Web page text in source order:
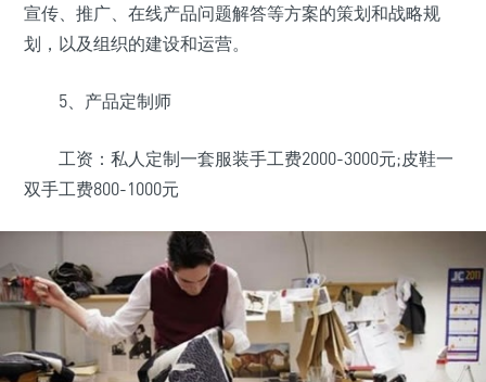
宣传、推广、在线产品问题解答等方案的策划和战略规
划，以及组织的建设和运营。
5、产品定制师
工资：私人定制一套服装手工费2000-3000元;皮鞋一
双手工费800-1000元